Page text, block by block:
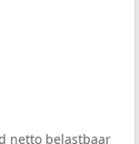
netto belastbaar